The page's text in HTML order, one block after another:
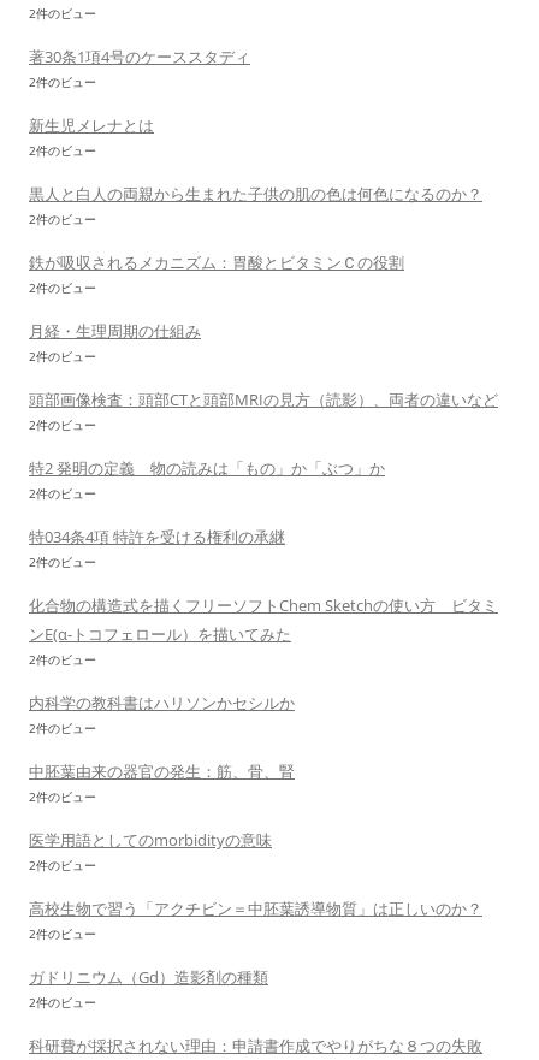
2件のビュー
著30条1項4号のケーススタディ
2件のビュー
新生児メレナとは
2件のビュー
黒人と白人の両親から生まれた子供の肌の色は何色になるのか？
2件のビュー
鉄が吸収されるメカニズム：胃酸とビタミンＣの役割
2件のビュー
月経・生理周期の仕組み
2件のビュー
頭部画像検査：頭部CTと頭部MRIの見方（読影）、両者の違いなど
2件のビュー
特2 発明の定義 物の読みは「もの」か「ぶつ」か
2件のビュー
特034条4項 特許を受ける権利の承継
2件のビュー
化合物の構造式を描くフリーソフトChem Sketchの使い方 ビタミ
ンE(α-トコフェロール）を描いてみた
2件のビュー
内科学の教科書はハリソンかセシルか
2件のビュー
中胚葉由来の器官の発生：筋、骨、腎
2件のビュー
医学用語としてのmorbidityの意味
2件のビュー
高校生物で習う「アクチビン＝中胚葉誘導物質」は正しいのか？
2件のビュー
ガドリニウム（Gd）造影剤の種類
2件のビュー
科研費が採択されない理由：申請書作成でやりがちな８つの失敗